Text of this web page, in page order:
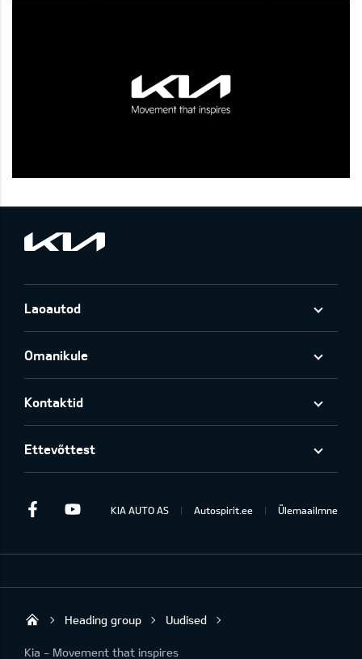
Laoautod
Omanikule
Kontaktid
Ettevõttest
FacebookYoutube
KIA AUTO AS Autospirit.ee Ülemaailmne
Autospirit Tartu OÜ
Heading group Uudised
Kia - Movement that inspires